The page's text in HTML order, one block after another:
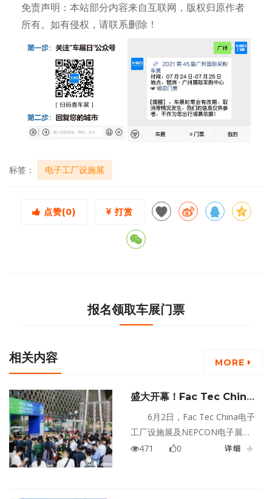
免责声明：本站部分内容来自互联网，版权归原作者
所有。如有侵权，请联系删除！
标签： 电子工厂设施展
点赞(0) 打赏
报名领取车展门票
相关内容 MORE
盛大开幕！Fac Tec China
电子工厂设施展与NEPCON
电子展首日场面爆棚，点燃产
业升级新动能
6月2日，Fac Tec China电子
工厂设施展及NEPCON电子展在
上海世博展览馆盛大开幕！作为
471 0 详细